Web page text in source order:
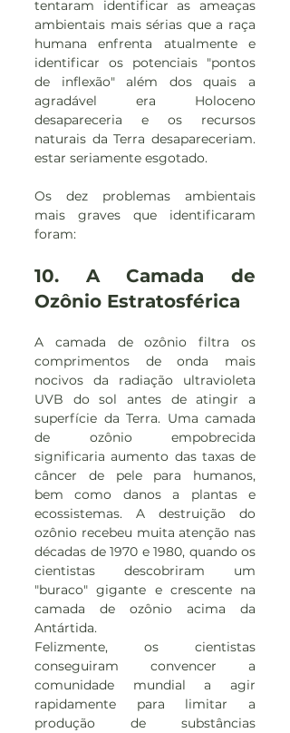
tentaram identificar as ameaças
ambientais mais sérias que a raça
humana enfrenta atualmente e
identificar os potenciais "pontos
de inflexão" além dos quais a
agradável era Holoceno
desapareceria e os recursos
naturais da Terra desapareceriam.
estar seriamente esgotado.
Os dez problemas ambientais
mais graves que identificaram
foram:
10. A Camada de
Ozônio Estratosférica
A camada de ozônio filtra os
comprimentos de onda mais
nocivos da radiação ultravioleta
UVB do sol antes de atingir a
superfície da Terra. Uma camada
de ozônio empobrecida
significaria aumento das taxas de
câncer de pele para humanos,
bem como danos a plantas e
ecossistemas. A destruição do
ozônio recebeu muita atenção nas
décadas de 1970 e 1980, quando os
cientistas descobriram um
"buraco" gigante e crescente na
camada de ozônio acima da
Antártida.
Felizmente, os cientistas
conseguiram convencer a
comunidade mundial a agir
rapidamente para limitar a
produção de substâncias